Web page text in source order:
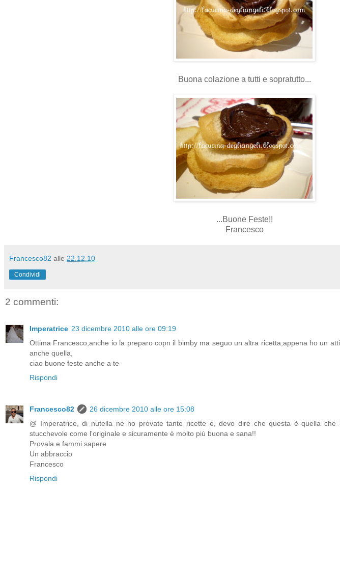
Buona colazione a tutti e sopratutto...
...Buone Feste!!
Francesco
Francesco82 alle 22.12.10
Condividi
2 commenti:
Imperatrice 23 dicembre 2010 alle ore 09:19
Ottima Francesco,anche io la preparo copn il bimby ma seguo un altra ricetta,appena ho un
anche quella,
ciao buone feste anche a te
Rispondi
Francesco82
26 dicembre 2010 alle ore 15:08
@ Imperatrice, di nutella ne ho provate tante ricette e, devo dire che questa è quella
stucchevole come l'originale e sicuramente è molto più buona e sana!!
Provala e fammi sapere
Un abbraccio
Francesco
Rispondi